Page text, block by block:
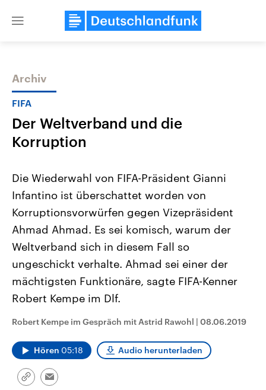
Close
Themen
Landtagswahl Sachsen-Anhalt
2026
Alle Informationen
Sachsen-Anhalt wählt am 6.
September 2026 einen neuen
Landtag. Seit 2021 wird das
Bundesland von einer Koalition aus
CDU, SPD und FDP regiert.-
Umfragen, Prognosen,
Wahlprogramme, aktuelle Berichte
und Hintergründe zu den Parteien
Wahl.
USA
Aktuelle Beiträge,
Hintergründe
Wirtschaftlich und
gehören die Vereinigten
den mächtigsten Ländern
mit großem Einfluss auf
Sendungen Programm
Archiv
FIFA
Der Weltverband und die
Korruption
Die Wiederwahl von FIFA-Präsident Gianni
Infantino ist überschattet worden von
Korruptionsvorwürfen gegen Vizepräsident
Ahmad Ahmad. Es sei komisch, warum der
Weltverband sich in diesem Fall so
ungeschickt verhalte. Ahmad sei einer der
mächtigsten Funktionäre, sagte FIFA-Kenner
Robert Kempe im Dlf.
Robert Kempe im Gespräch mit Astrid Rawohl | 08.06.2019
Hören 05:18 Audio herunterladen
Link
Email